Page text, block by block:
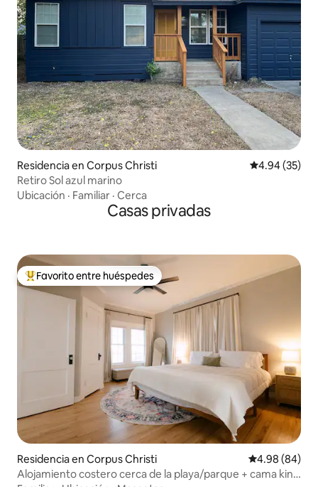
Residencia en Corpus Christi Calificación
4.94 (35)
Retiro Sol azul marino
Ubicación · Familiar · Cerca
Casas privadas
De los mejores en Favorito entre huéspedes
Favorito entre huéspedes
Residencia en Corpus Christi Calificación
4.98 (84)
Alojamiento costero cerca de la playa/parque + cama king